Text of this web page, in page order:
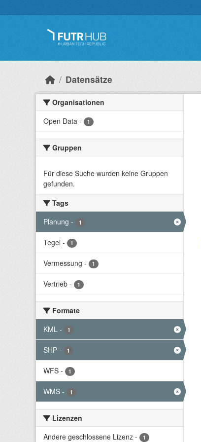
Datensätze
Organisationen
Open Data - 1
Gruppen
Für diese Suche wurden keine Gruppen
gefunden.
Tags
Planung - 1
Tegel - 1
Vermessung - 1
Vertrieb - 1
Formate
KML - 1
SHP - 1
WFS - 1
WMS - 1
Lizenzen
Andere geschlossene Lizenz - 1